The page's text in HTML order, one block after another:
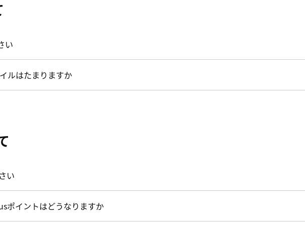
い
ルはたまりますか
い
ポイントはどうなりますか